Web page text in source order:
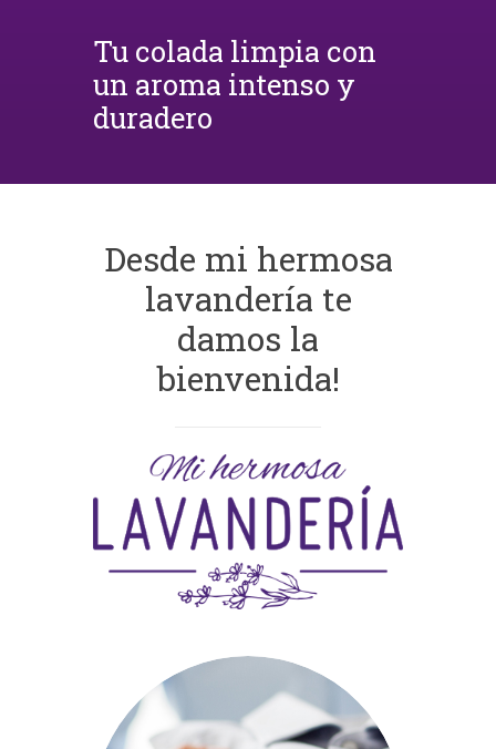
Tu colada limpia con
un aroma intenso y
duradero
Desde mi hermosa
lavandería te
damos la
bienvenida!